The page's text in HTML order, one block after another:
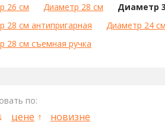
26 см
Диаметр 28 см Диаметр
28 см антипригарная
Диаметр 24
28 см съемная ручка
по:
цене новизне